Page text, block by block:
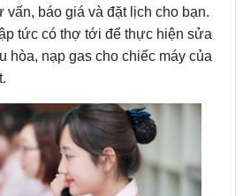
vấn, báo giá và đặt lịch cho bạn.
tức có thợ tới để thực hiện sửa
hòa, nạp gas cho chiếc máy của